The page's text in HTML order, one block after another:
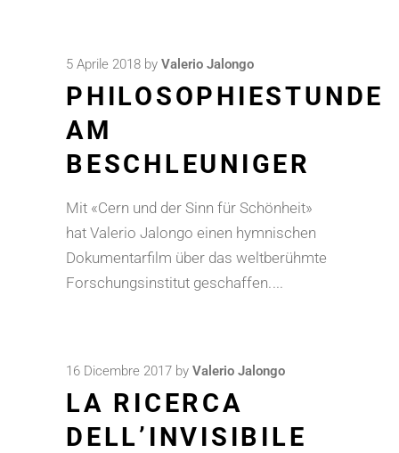
5 Aprile 2018 by Valerio Jalongo
PHILOSOPHIESTUNDE
AM
BESCHLEUNIGER
Mit «Cern und der Sinn für Schönheit»
hat Valerio Jalongo einen hymnischen
Dokumentarfilm über das weltberühmte
Forschungsinstitut geschaffen.
16 Dicembre 2017 by Valerio Jalongo
LA RICERCA
DELL’INVISIBILE